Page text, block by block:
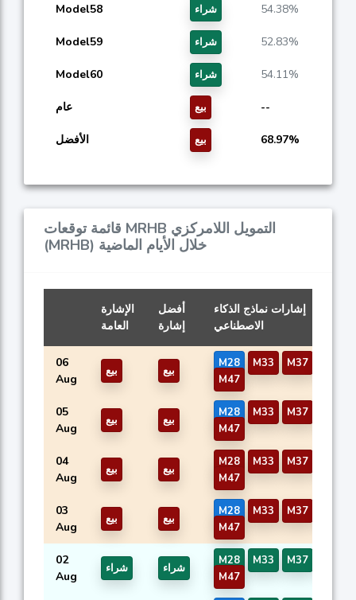
Model58 شراء 54.38%
Model59 شراء 52.83%
Model60 شراء 54.11%
عام بيع --
الأفضل بيع 68.97%
قائمة توقعات MRHB التمويل اللامركزي
(MRHB) خلال الأيام الماضية
الإشارة
العامة
أفضل
إشارة
إشارات نماذج الذكاء
الاصطناعي
06
Aug
بيع بيع
M28 M33 M37
M47
05
Aug
بيع بيع
M28 M33 M37
M47
04
Aug
بيع بيع
M28 M33 M37
M47
03
Aug
بيع بيع
M28 M33 M37
M47
02
Aug
شراء شراء
M28 M33 M37
M47